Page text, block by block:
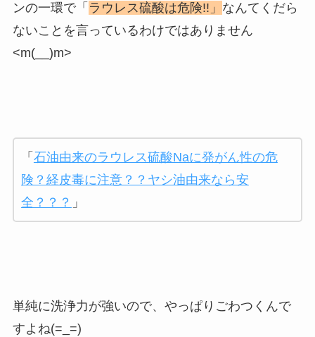
ンの一環で「 ラウレス硫酸は危険!!」 なんてくだら
ないことを言っているわけではありません
<m(__)m>
「 石油由来のラウレス硫酸Naに発がん性の危
険？経皮毒に注意？？ヤシ油由来なら安
全？？？ 」
単純に洗浄力が強いので、やっぱりごわつくんで
すよね(=_=)